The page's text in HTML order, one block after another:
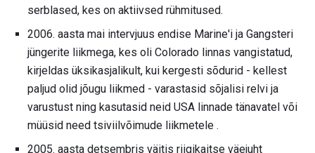
serblased, kes on aktiivsed rühmitused.
2006. aasta mai intervjuus endise Marine'i ja Gangsteri
jüngerite liikmega, kes oli Colorado linnas vangistatud,
kirjeldas üksikasjalikult, kui kergesti sõdurid - kellest
paljud olid jõugu liikmed - varastasid sõjalisi relvi ja
varustust ning kasutasid neid USA linnade tänavatel või
müüsid need tsiviilvõimude liikmetele .
2005. aasta detsembris väitis riigikaitse väejuht